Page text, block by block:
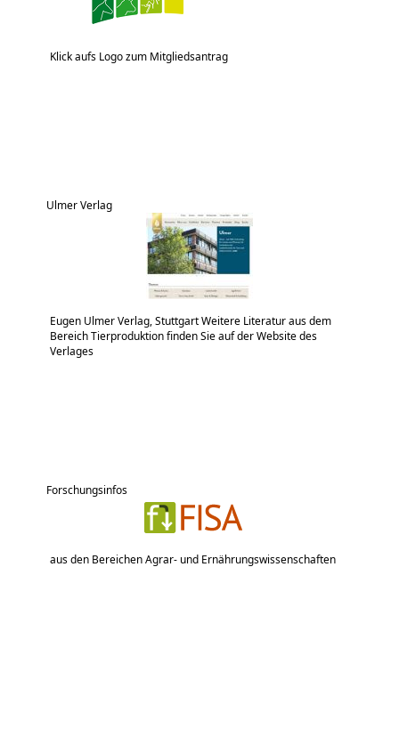
Klick aufs Logo zum Mitgliedsantrag
Ulmer Verlag
Eugen Ulmer Verlag, Stuttgart Weitere Literatur aus dem
Bereich Tierproduktion finden Sie auf der Website des
Verlages
Forschungsinfos
aus den Bereichen Agrar- und Ernährungswissenschaften